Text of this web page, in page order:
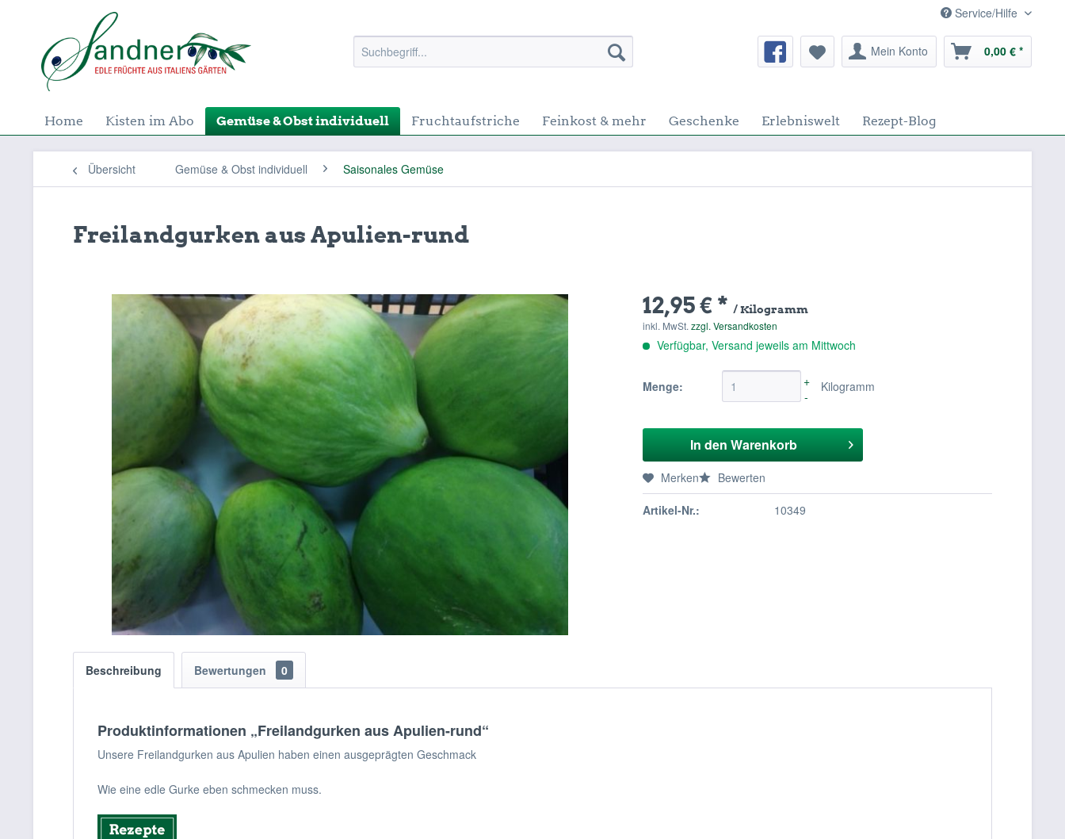
Service/Hilfe
Mein Konto 0,00 € *
Home Kisten im Abo Gemüse & Obst individuell Fruchtaufstriche Feinkost & mehr Geschenke Erlebniswelt Rezept-Blog
Übersicht Gemüse & Obst individuell Saisonales Gemüse
Freilandgurken aus Apulien-rund
12,95 € */ Kilogramm
inkl. MwSt.zzgl. Versandkosten
Verfügbar, Versand jeweils am Mittwoch
Menge:
+
-
Kilogramm
In den Warenkorb
Merken Bewerten
Artikel-Nr.: 10349
Beschreibung Bewertungen 0
Produktinformationen „Freilandgurken aus Apulien-rund“
Unsere Freilandgurken aus Apulien haben einen ausgeprägten Geschmack
Wie eine edle Gurke eben schmecken muss.